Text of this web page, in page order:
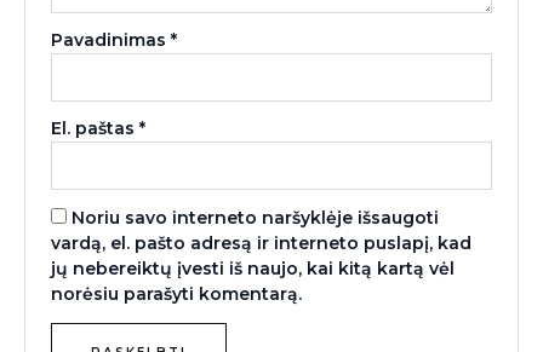
Pavadinimas*
El. paštas*
Noriu savo interneto naršyklėje išsaugoti
vardą, el. pašto adresą ir interneto puslapį, kad
jų nebereiktų įvesti iš naujo, kai kitą kartą vėl
norėsiu parašyti komentarą.